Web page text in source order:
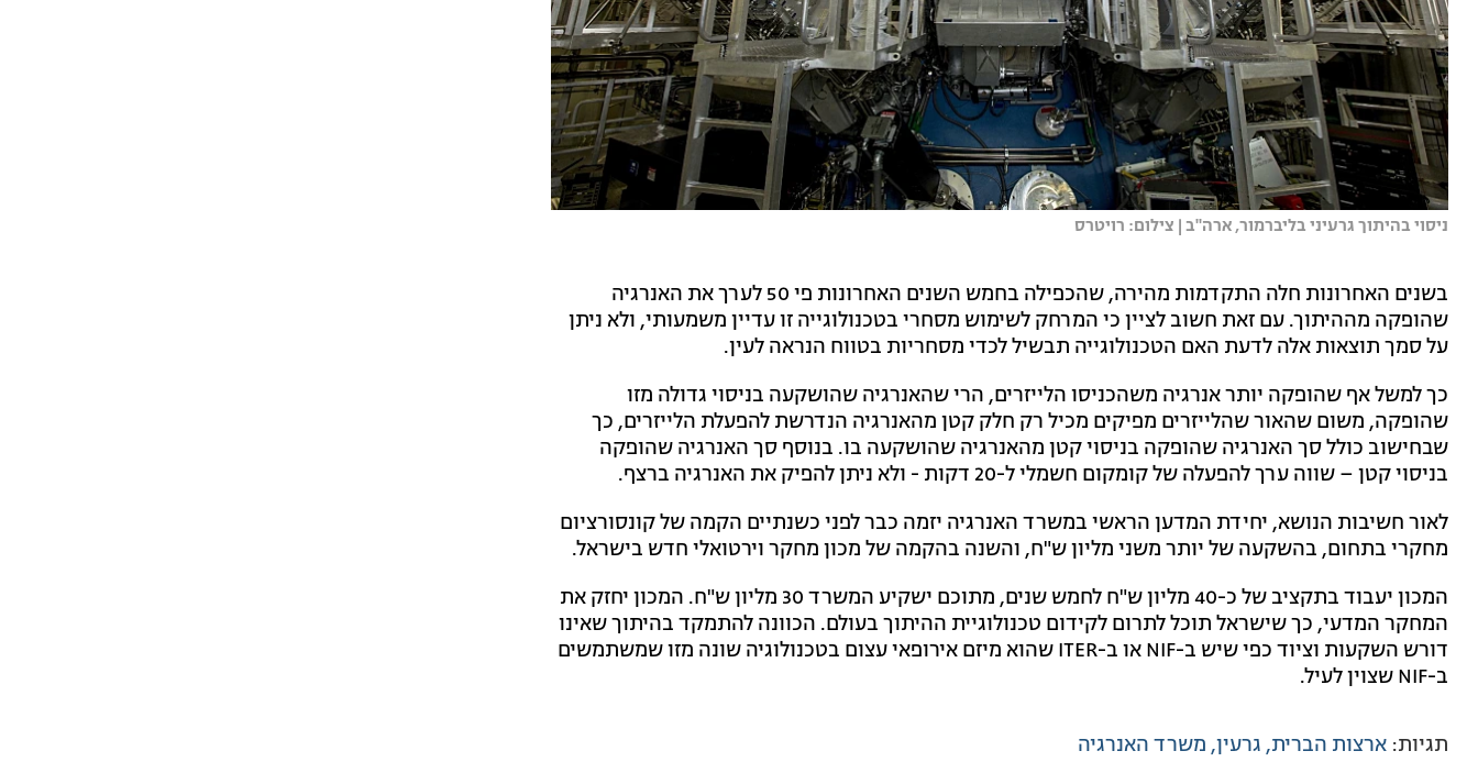
ניסוי בהיתוך גרעיני בליברמור, ארה''ב | צילום: רויטרס
בשנים האחרונות חלה התקדמות מהירה, שהכפילה בחמש השנים האחרונות פי 50 לערך את האנרגיה
שהופקה מההיתוך. עם זאת חשוב לציין כי המרחק לשימוש מסחרי בטכנולוגייה זו עדיין משמעותי, ולא ניתן
על סמך תוצאות אלה לדעת האם הטכנולוגייה תבשיל לכדי מסחריות בטווח הנראה לעין.
כך למשל אף שהופקה יותר אנרגיה משהכניסו הלייזרים, הרי שהאנרגיה שהושקעה בניסוי גדולה מזו
שהופקה, משום שהאור שהלייזרים מפיקים מכיל רק חלק קטן מהאנרגיה הנדרשת להפעלת הלייזרים, כך
שבחישוב כולל סך האנרגיה שהופקה בניסוי קטן מהאנרגיה שהושקעה בו. בנוסף סך האנרגיה שהופקה
בניסוי קטן – שווה ערך להפעלה של קומקום חשמלי ל-20 דקות - ולא ניתן להפיק את האנרגיה ברצף.
לאור חשיבות הנושא, יחידת המדען הראשי במשרד האנרגיה יזמה כבר לפני כשנתיים הקמה של קונסורציום
מחקרי בתחום, בהשקעה של יותר משני מליון ש"ח, והשנה בהקמה של מכון מחקר וירטואלי חדש בישראל.
המכון יעבוד בתקציב של כ-40 מליון ש"ח לחמש שנים, מתוכם ישקיע המשרד 30 מליון ש"ח. המכון יחזק את
המחקר המדעי, כך שישראל תוכל לתרום לקידום טכנולוגיית ההיתוך בעולם. הכוונה להתמקד בהיתוך שאינו
דורש השקעות וציוד כפי שיש ב-NIF או ב-ITER שהוא מיזם אירופאי עצום בטכנולוגיה שונה מזו שמשתמשים
ב-NIF שצוין לעיל.
תגיות: ארצות הברית גרעין משרד האנרגיה